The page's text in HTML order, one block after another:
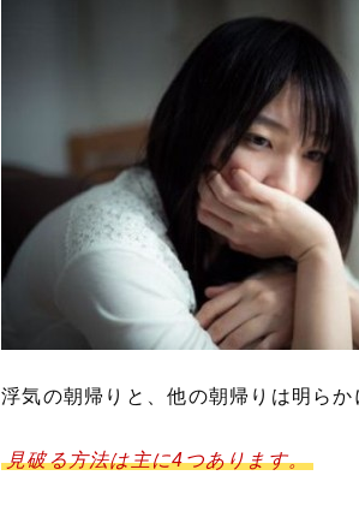
浮気の朝帰りと、他の朝帰りは明ら
見破る方法は主に4つあります。